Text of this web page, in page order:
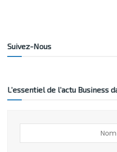
Suivez-Nous
L’essentiel de l’actu Business